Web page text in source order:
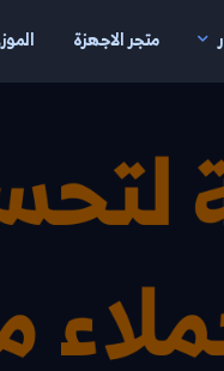
متجر الاجهزة